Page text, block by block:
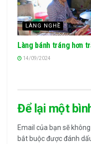
LÀNG NGHỀ
Làng bánh tráng hơn
14/09/2024
Để lại một
Email của bạn sẽ
bắt buộc được đánh